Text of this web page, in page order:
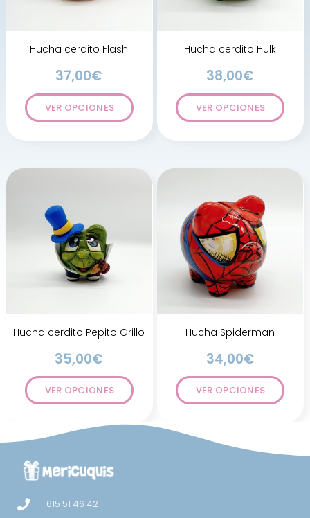
Hucha cerdito Flash
37,00€
VER OPCIONES
Hucha cerdito Hulk
38,00€
VER OPCIONES
Hucha cerdito Pepito Grillo
35,00€
VER OPCIONES
Hucha Spiderman
34,00€
VER OPCIONES
615 51 46 42